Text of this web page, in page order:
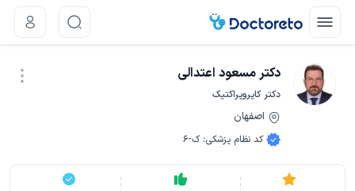
دکتر مسعود اعتدالی
دکتر کایروپراکتیک
اصفهان
کد نظام پزشکی: ک-6